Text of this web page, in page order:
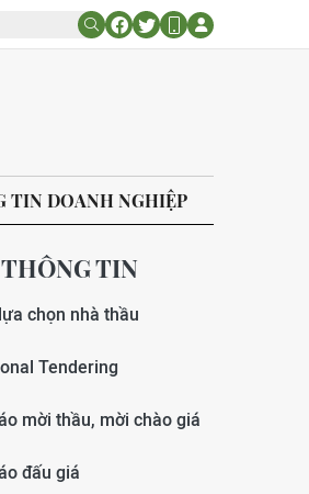
TIN DOANH NGHIỆP
THÔNG TIN
chọn nhà thầu
Tendering
mời thầu, mời chào giá
đấu giá